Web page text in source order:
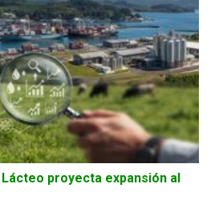
proyecta expansión al